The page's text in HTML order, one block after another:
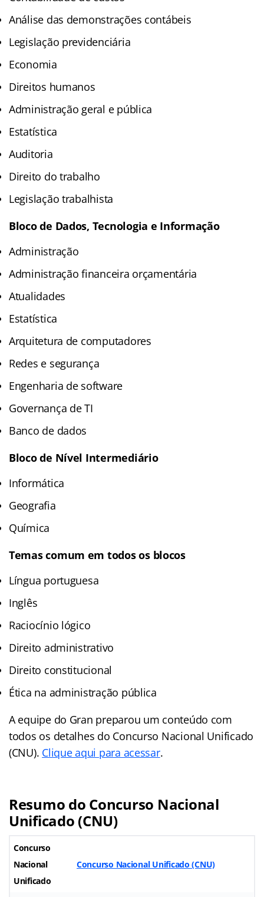
Análise das demonstrações contábeis
Legislação previdenciária
Economia
Direitos humanos
Administração geral e pública
Estatística
Auditoria
Direito do trabalho
Legislação trabalhista
Bloco de Dados, Tecnologia e Informação
Administração
Administração financeira orçamentária
Atualidades
Estatística
Arquitetura de computadores
Redes e segurança
Engenharia de software
Governança de TI
Banco de dados
Bloco de Nível Intermediário
Informática
Geografia
Química
Temas comum em todos os blocos
Língua portuguesa
Inglês
Raciocínio lógico
Direito administrativo
Direito constitucional
Ética na administração pública
A equipe do Gran preparou um conteúdo com
todos os detalhes do Concurso Nacional Unificado
(CNU). Clique aqui para acessar.
Resumo do Concurso Nacional
Unificado (CNU)
Concurso
Nacional
Unificado
Concurso Nacional Unificado (CNU)